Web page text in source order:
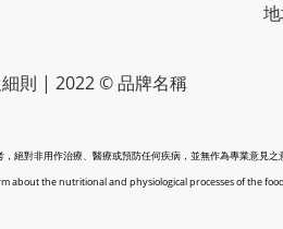
則 | 2022 © 品牌名稱
絕對非用作治療、醫療或預防任何疾病，並無作為專業意見之
the nutritional and physiological processes of the